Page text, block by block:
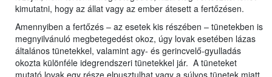
kimutatni, hogy az állat vagy az ember átesett a fertőzésen.
Amennyiben a fertőzés – az esetek kis részében – tünetekben is
megnyilvánuló megbetegedést okoz, úgy lovak esetében lázas
általános tünetekkel, valamint agy- és gerincvelő-gyulladás
okozta különféle idegrendszeri tünetekkel jár. A tüneteket